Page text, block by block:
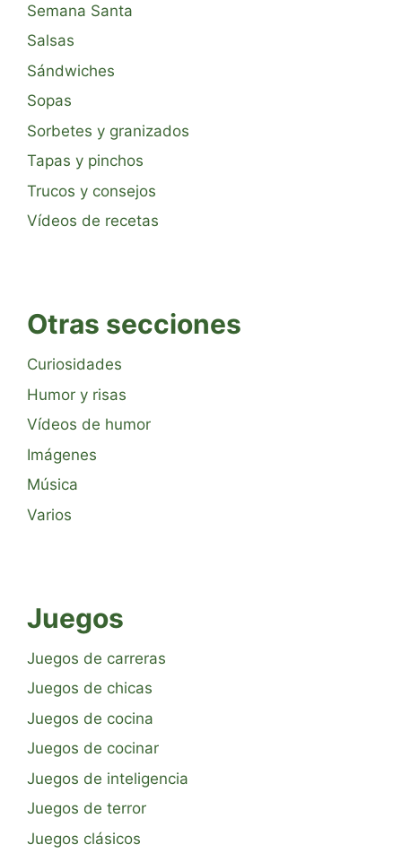
Semana Santa
Salsas
Sándwiches
Sopas
Sorbetes y granizados
Tapas y pinchos
Trucos y consejos
Vídeos de recetas
Otras secciones
Curiosidades
Humor y risas
Vídeos de humor
Imágenes
Música
Varios
Juegos
Juegos de carreras
Juegos de chicas
Juegos de cocina
Juegos de cocinar
Juegos de inteligencia
Juegos de terror
Juegos clásicos